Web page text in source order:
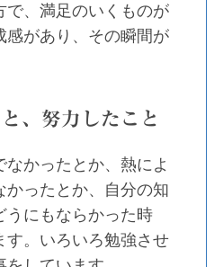
で、満足のいくものが
感があり、その瞬間が
、努力したこと
かったとか、熱によ
かったとか、自分の知
うにもならかった時
す。いろいろ勉強させ